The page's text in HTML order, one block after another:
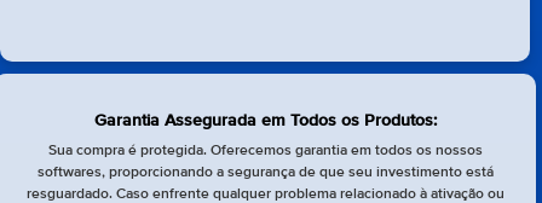
Garantia Assegurada em Todos os Produtos:
Sua compra é protegida. Oferecemos garantia em todos os nossos
softwares, proporcionando a segurança de que seu investimento está
resguardado. Caso enfrente qualquer problema relacionado à ativação ou